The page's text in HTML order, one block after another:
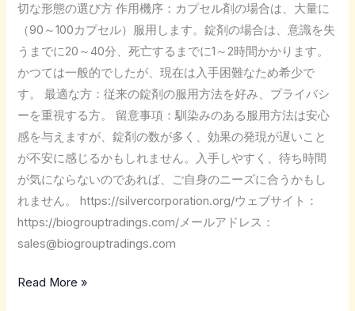
切な形態の選び方 作用機序：カプセル剤の場合は、大量に
（90～100カプセル）服用します。錠剤の場合は、意識を失
うまでに20～40分、死亡するまでに1～2時間かかります。
かつては一般的でしたが、現在は入手困難なため希少で
す。 最適な方：従来の錠剤の服用方法を好み、プライバシ
ーを重視する方。 留意事項：馴染みのある服用方法は安心
感を与えますが、錠剤の数が多く、効果の発現が遅いこと
が不安に感じるかもしれません。入手しやすく、待ち時間
が気にならないのであれば、ご自身のニーズに合うかもし
れません。 https://silvercorporation.org/ウェブサイト：
https://biogrouptradings.com/メールアドレス：
sales@biogrouptradings.com
Read More »